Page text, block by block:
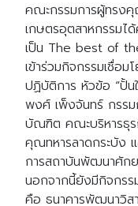
คณะกรรมการผู้ทรง
เกษตรอุตสาหกรรมไ
เป็น The best of
เข้าร่วมกิจกรรมเชื่อม
ปฏิบัติการ หัวข้อ “ปั้
พงศ์ เพ็งจันทร์ กรร
บัณฑิต คณะบริหารธุร
คุณทหารลาดกระบัง
การสถาบันพัฒนาศัก
นอกจากนี้ยังมีกิจกรร
คือ ธนาคารพัฒนาวิส